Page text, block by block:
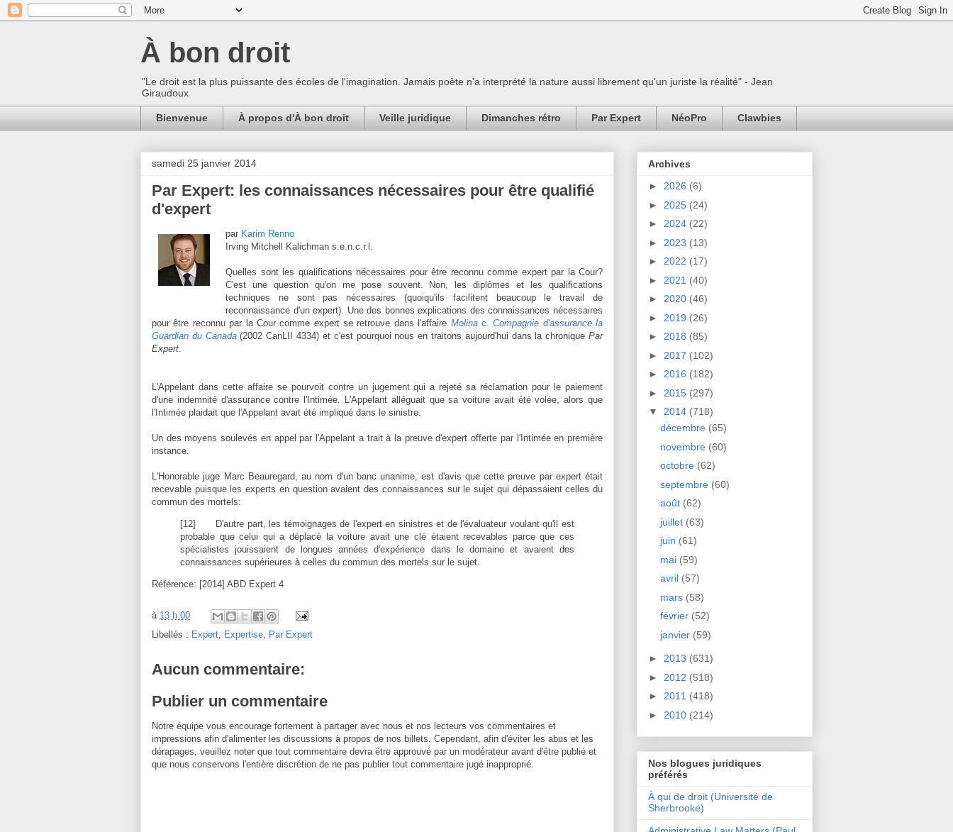
À bon droit
"Le droit est la plus puissante des écoles de l'imagination. Jamais poète n'a interprété la nature aussi librement qu'un juriste la réalité" - Jean
Giraudoux
Bienvenue À propos d'À bon droit Veille juridique Dimanches rétro Par Expert NéoPro Clawbies
samedi 25 janvier 2014
Par Expert: les connaissances nécessaires pour être qualifié
d'expert
par Karim Renno
Irving Mitchell Kalichman s.e.n.c.r.l.
Quelles sont les qualifications nécessaires pour être reconnu comme expert par la Cour?
C'est une question qu'on me pose souvent. Non, les diplômes et les qualifications
techniques ne sont pas nécessaires (quoiqu'ils facilitent beaucoup le travail de
reconnaissance d'un expert). Une des bonnes explications des connaissances nécessaires
pour être reconnu par la Cour comme expert se retrouve dans l'affaire Molinac.Compagnie d'assurance la
Guardian du Canada(2002 CanLII 4334) et c'est pourquoi nous en traitons aujourd'hui dans la chronique Par
Expert
L'Appelant dans cette affaire se pourvoit contre un jugement qui a rejeté sa réclamation pour le paiement
d'une indemnité d'assurance contre l'Intimée. L'Appelant alléguait que sa voiture avait été volée, alors que
l'Intimée plaidait que l'Appelant avait été impliqué dans le sinistre.
Un des moyens soulevés en appel par l'Appelant a trait à la preuve d'expert offerte par l'Intimée en première
instance.
L'Honorable juge Marc Beauregard, au nom d'un banc unanime, est d'avis que cette preuve par expert était
recevable puisque les experts en question avaient des connaissances sur le sujet qui dépassaient celles du
commun des mortels:
[12]
D'autre part, les témoignages de l'expert en sinistres et de l'évaluateur voulant qu'il est
probable que celui qui a déplacé la voiture avait une clé étaient recevables parce que ces
spécialistes jouissaient de longues années d'expérience dans le domaine et avaient des
connaissances supérieures à celles du commun des mortels sur le sujet.
Référence: [2014] ABD Expert 4
à 13 h 00
Libellés : Expert Expertise Par Expert
Aucun commentaire:
Publier un commentaire
Notre équipe vous encourage fortement à partager avec nous et nos lecteurs vos commentaires et
impressions afin d'alimenter les discussions à propos de nos billets. Cependant, afin d'éviter les abus et les
dérapages, veuillez noter que tout commentaire devra être approuvé par un modérateur avant d'être publié et
que nous conservons l'entière discrétion de ne pas publier tout commentaire jugé inapproprié.
Archives
► 2026 (6)
► 2025 (24)
► 2024 (22)
► 2023 (13)
► 2022 (17)
► 2021 (40)
► 2020 (46)
► 2019 (26)
► 2018 (85)
► 2017 (102)
► 2016 (182)
► 2015 (297)
▼ 2014 (718)
décembre (65)
novembre (60)
octobre (62)
septembre (60)
août (62)
juillet (63)
juin (61)
mai (59)
avril (57)
mars (58)
février (52)
janvier (59)
► 2013 (631)
► 2012 (518)
► 2011 (418)
► 2010 (214)
Nos blogues juridiques
préférés
À qui de droit (Université de
Sherbrooke)